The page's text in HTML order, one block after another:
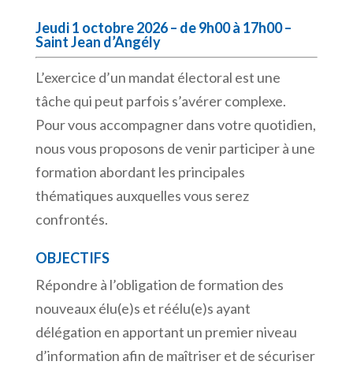
Jeudi 1 octobre 2026 – de 9h00 à 17h00 –
Saint Jean d’Angély
L’exercice d’un mandat électoral est une
tâche qui peut parfois s’avérer complexe.
Pour vous accompagner dans votre quotidien,
nous vous proposons de venir participer à une
formation abordant les principales
thématiques auxquelles vous serez
confrontés.
OBJECTIFS
Répondre à l’obligation de formation des
nouveaux élu(e)s et réélu(e)s ayant
délégation en apportant un premier niveau
d’information afin de maîtriser et de sécuriser